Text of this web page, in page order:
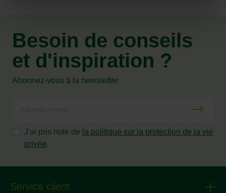
Besoin de conseils
et d'inspiration ?
Abonnez-vous à la newsletter
J'ai pris note de la politique sur la protection de la vie
privée.
Service client